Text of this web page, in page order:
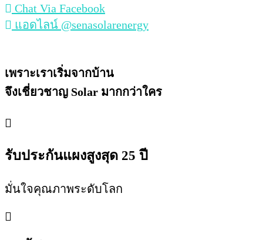
Chat Via Facebook
แอดไลน์ @senasolarenergy
เพราะเราเริ่มจากบ้าน
จึงเชี่ยวชาญ Solar มากกว่าใคร
รับประกันแผงสูงสุด 25 ปี
มั่นใจคุณภาพระดับโลก